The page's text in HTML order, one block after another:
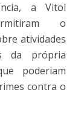
a Vitol
o
atividades
da própria
poderiam
contra o